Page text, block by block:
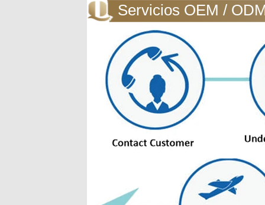
Servicios OEM /